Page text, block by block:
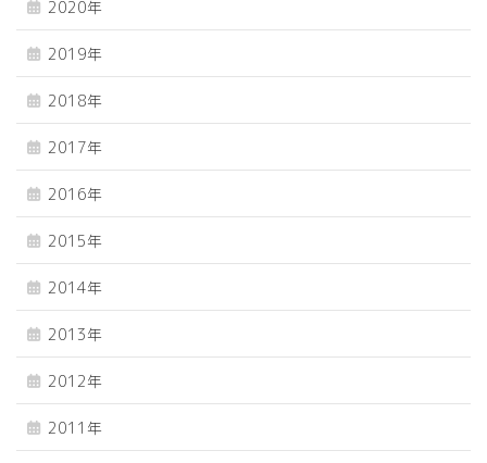
2020年
2019年
2018年
2017年
2016年
2015年
2014年
2013年
2012年
2011年